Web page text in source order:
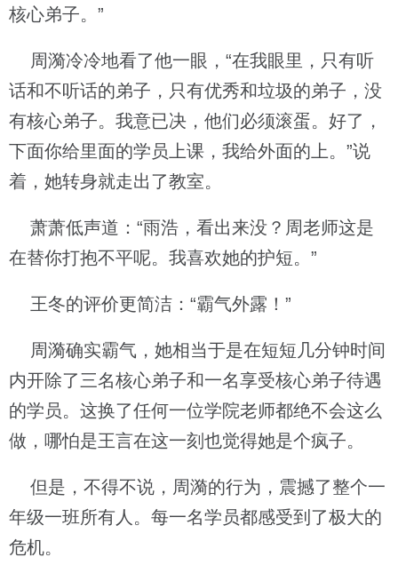
核心弟子。”
周漪冷冷地看了他一眼，“在我眼里，只有听
话和不听话的弟子，只有优秀和垃圾的弟子，没
有核心弟子。我意已决，他们必须滚蛋。好了，
下面你给里面的学员上课，我给外面的上。”说
着，她转身就走出了教室。
萧萧低声道：“雨浩，看出来没？周老师这是
在替你打抱不平呢。我喜欢她的护短。”
王冬的评价更简洁：“霸气外露！”
周漪确实霸气，她相当于是在短短几分钟时间
内开除了三名核心弟子和一名享受核心弟子待遇
的学员。这换了任何一位学院老师都绝不会这么
做，哪怕是王言在这一刻也觉得她是个疯子。
但是，不得不说，周漪的行为，震撼了整个一
年级一班所有人。每一名学员都感受到了极大的
危机。